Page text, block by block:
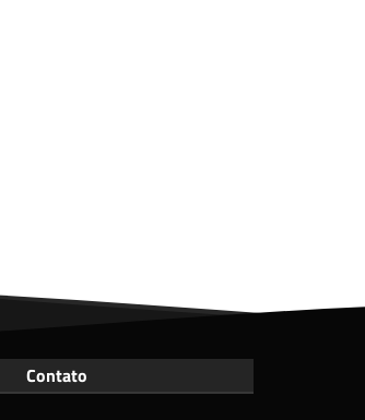
Contato